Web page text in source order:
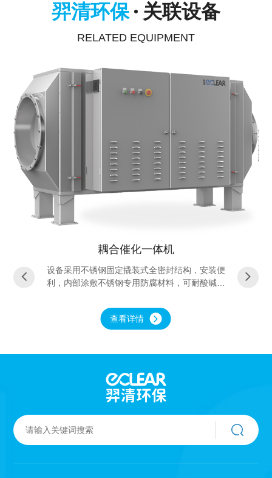
羿清环保 关联设备
RELATED EQUIPMENT
耦合催化一体机
设备采用不锈钢固定撬装式全密封结构，安装便
利，内部涂敷不锈钢专用防腐材料，可耐酸碱废
应装置、阵列抽屉式模块组成。贵金属耦合催化
网激发产生的高能粒子场，通过紫外波段照射到
小分子及部分活性自由基等。
查看详情